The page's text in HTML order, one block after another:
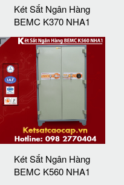
Két Sắt Ngân Hàng
BEMC K370 NHA1
Két Sắt Ngân Hàng
BEMC K560 NHA1